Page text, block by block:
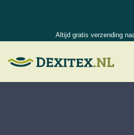
Altijd gratis verzending